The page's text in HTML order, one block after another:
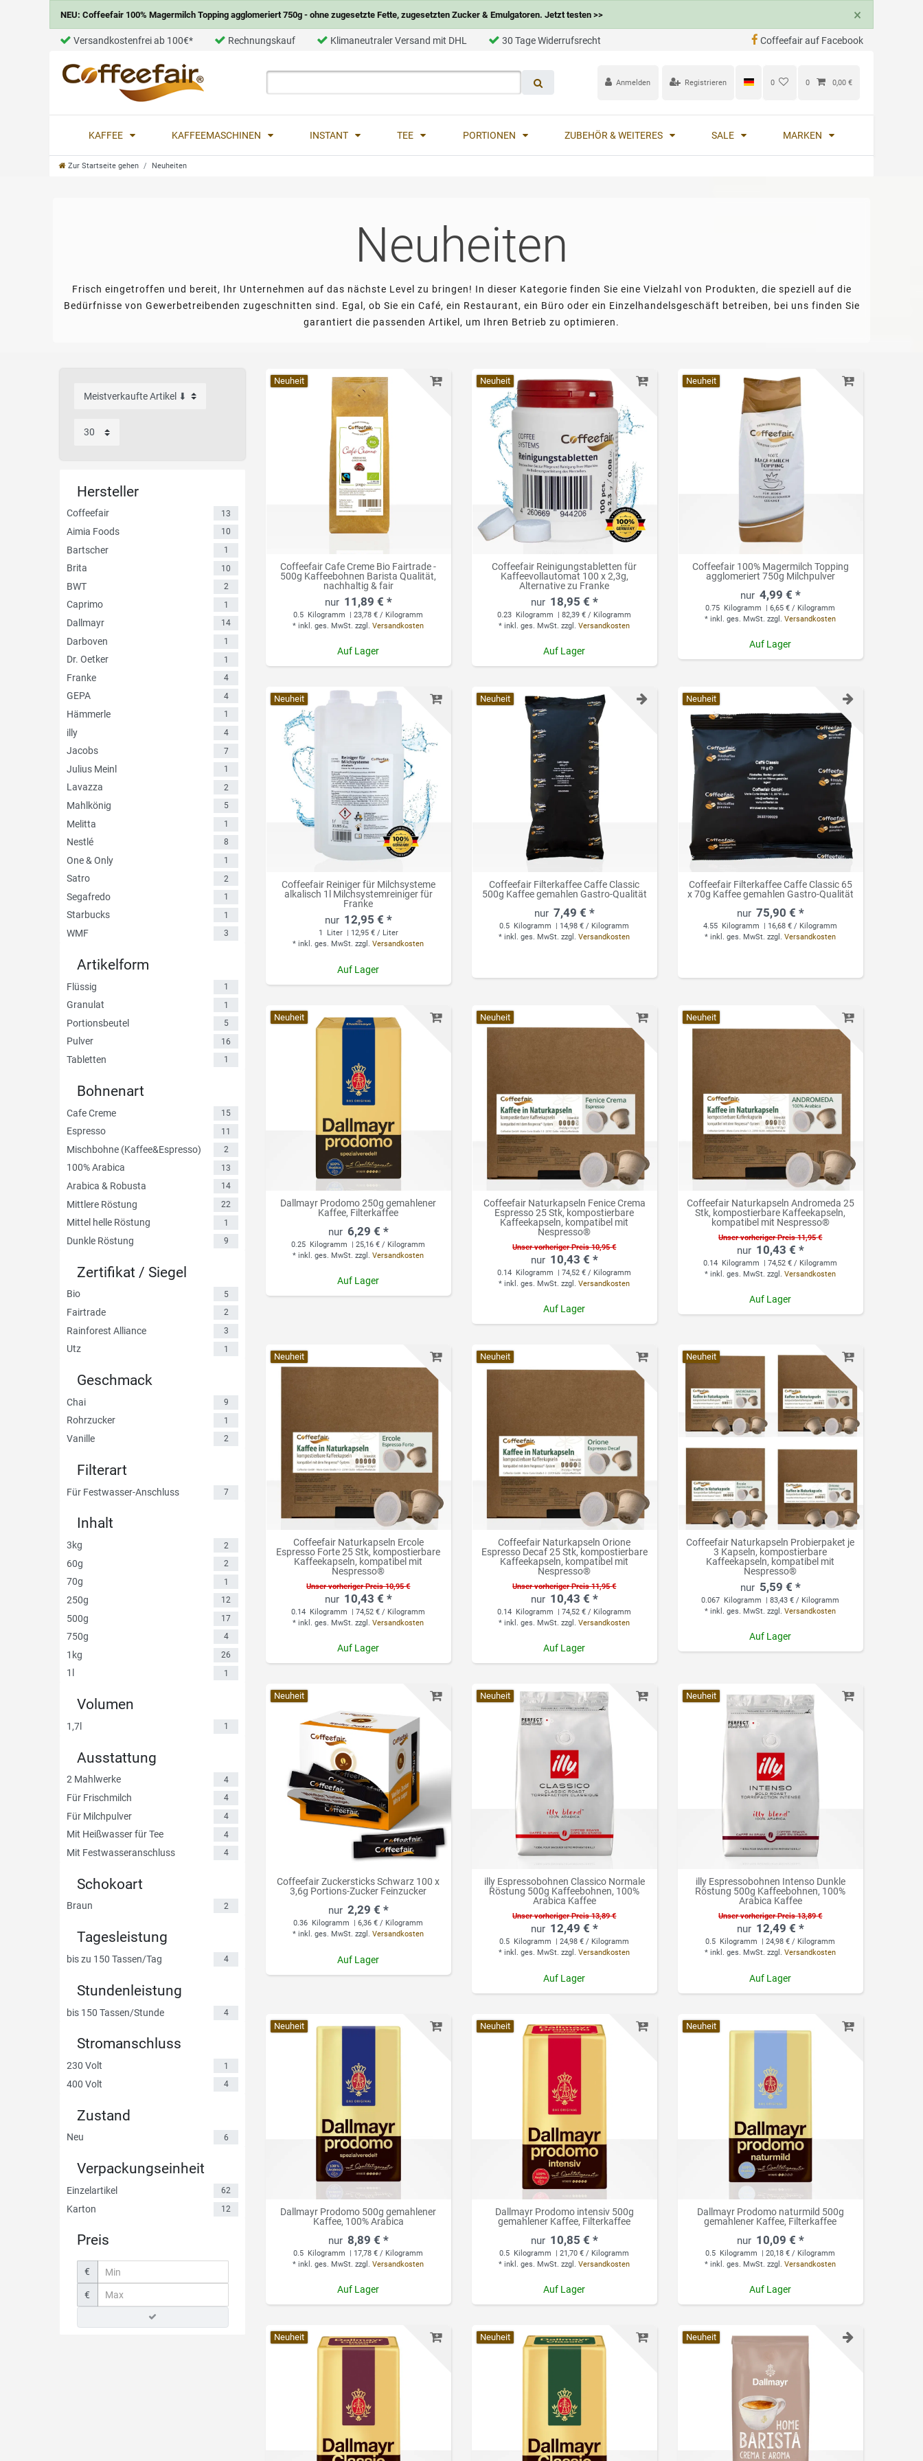
NEU: Coffeefair 100% Magermilch Topping agglomeriert 750g - ohne zugesetzte Fette, zugesetzten Zucker & Emulgatoren. Jetzt testen >> ×
Versandkostenfrei ab 100€* Rechnungskauf Klimaneutraler Versand mit DHL 30 Tage Widerrufsrecht Coffeefair auf Facebook
Anmelden Registrieren 0 0 0,00 €
KAFFEE KAFFEEMASCHINEN INSTANT TEE PORTIONEN ZUBEHÖR & WEITERES SALE MARKEN
Zur Startseite gehen Neuheiten
Neuheiten
Frisch eingetroffen und bereit, Ihr Unternehmen auf das nächste Level zu bringen! In dieser Kategorie finden Sie eine Vielzahl von Produkten, die speziell auf die
Bedürfnisse von Gewerbetreibenden zugeschnitten sind. Egal, ob Sie ein Café, ein Restaurant, ein Büro oder ein Einzelhandelsgeschäft betreiben, bei uns finden Sie
garantiert die passenden Artikel, um Ihren Betrieb zu optimieren.
Hersteller
Coffeefair 13
Aimia Foods 10
Bartscher 1
Brita 10
BWT 2
Caprimo 1
Dallmayr 14
Darboven 1
Dr. Oetker 1
Franke 4
GEPA 4
Hämmerle 1
illy 4
Jacobs 7
Julius Meinl 1
Lavazza 2
Mahlkönig 5
Melitta 1
Nestlé 8
One & Only 1
Satro 2
Segafredo 1
Starbucks 1
WMF 3
Artikelform
Flüssig 1
Granulat 1
Portionsbeutel 5
Pulver 16
Tabletten 1
Bohnenart
Cafe Creme 15
Espresso 11
Mischbohne (Kaffee&Espresso) 2
100% Arabica 13
Arabica & Robusta 14
Mittlere Röstung 22
Mittel helle Röstung 1
Dunkle Röstung 9
Zertifikat / Siegel
Bio 5
Fairtrade 2
Rainforest Alliance 3
Utz 1
Geschmack
Chai 9
Rohrzucker 1
Vanille 2
Filterart
Für Festwasser-Anschluss 7
Inhalt
3kg 2
60g 2
70g 1
250g 12
500g 17
750g 4
1kg 26
1l 1
Volumen
1,7l 1
Ausstattung
2 Mahlwerke 4
Für Frischmilch 4
Für Milchpulver 4
Mit Heißwasser für Tee 4
Mit Festwasseranschluss 4
Schokoart
Braun 2
Tagesleistung
bis zu 150 Tassen/Tag 4
Stundenleistung
bis 150 Tassen/Stunde 4
Stromanschluss
230 Volt 1
400 Volt 4
Zustand
Neu 6
Verpackungseinheit
Einzelartikel 62
Karton 12
Preis
€
€
Neuheit
Coffeefair Cafe Creme Bio Fairtrade -
500g Kaffeebohnen Barista Qualität,
nachhaltig & fair
11,89 € *
0.5 Kilogramm
| 23,78 € / Kilogramm
*inkl. ges. MwSt. zzgl.Versandkosten
Auf Lager
Neuheit
Coffeefair Reinigungstabletten für
Kaffeevollautomat 100 x 2,3g,
Alternative zu Franke
18,95 € *
0.23 Kilogramm
| 82,39 € / Kilogramm
*inkl. ges. MwSt. zzgl.Versandkosten
Auf Lager
Neuheit
Coffeefair 100% Magermilch Topping
agglomeriert 750g Milchpulver
4,99 € *
0.75 Kilogramm
| 6,65 € / Kilogramm
*inkl. ges. MwSt. zzgl.Versandkosten
Auf Lager
Neuheit
Coffeefair Reiniger für Milchsysteme
alkalisch 1l Milchsystemreiniger für
Franke
12,95 € *
1 Liter
| 12,95 € / Liter
*inkl. ges. MwSt. zzgl.Versandkosten
Auf Lager
Neuheit
Coffeefair Filterkaffee Caffe Classic
500g Kaffee gemahlen Gastro-Qualität
7,49 € *
0.5 Kilogramm
| 14,98 € / Kilogramm
*inkl. ges. MwSt. zzgl.Versandkosten
Neuheit
Coffeefair Filterkaffee Caffe Classic 65
x 70g Kaffee gemahlen Gastro-Qualität
75,90 € *
4.55 Kilogramm
| 16,68 € / Kilogramm
*inkl. ges. MwSt. zzgl.Versandkosten
Neuheit
Dallmayr Prodomo 250g gemahlener
Kaffee, Filterkaffee
6,29 € *
0.25 Kilogramm
| 25,16 € / Kilogramm
*inkl. ges. MwSt. zzgl.Versandkosten
Auf Lager
Neuheit
Coffeefair Naturkapseln Fenice Crema
Espresso 25 Stk, kompostierbare
Kaffeekapseln, kompatibel mit
Nespresso®
Unser vorheriger Preis 10,95 €
10,43 € *
0.14 Kilogramm
| 74,52 € / Kilogramm
*inkl. ges. MwSt. zzgl.Versandkosten
Auf Lager
Neuheit
Coffeefair Naturkapseln Andromeda 25
Stk, kompostierbare Kaffeekapseln,
kompatibel mit Nespresso®
Unser vorheriger Preis 11,95 €
10,43 € *
0.14 Kilogramm
| 74,52 € / Kilogramm
*inkl. ges. MwSt. zzgl.Versandkosten
Auf Lager
Neuheit
Coffeefair Naturkapseln Ercole
Espresso Forte 25 Stk, kompostierbare
Kaffeekapseln, kompatibel mit
Nespresso®
Unser vorheriger Preis 10,95 €
10,43 € *
0.14 Kilogramm
| 74,52 € / Kilogramm
*inkl. ges. MwSt. zzgl.Versandkosten
Auf Lager
Neuheit
Coffeefair Naturkapseln Orione
Espresso Decaf 25 Stk, kompostierbare
Kaffeekapseln, kompatibel mit
Nespresso®
Unser vorheriger Preis 11,95 €
10,43 € *
0.14 Kilogramm
| 74,52 € / Kilogramm
*inkl. ges. MwSt. zzgl.Versandkosten
Auf Lager
Neuheit
Coffeefair Naturkapseln Probierpaket je
3 Kapseln, kompostierbare
Kaffeekapseln, kompatibel mit
Nespresso®
5,59 € *
0.067 Kilogramm
| 83,43 € / Kilogramm
*inkl. ges. MwSt. zzgl.Versandkosten
Auf Lager
Neuheit
Coffeefair Zuckersticks Schwarz 100 x
3,6g Portions-Zucker Feinzucker
2,29 € *
0.36 Kilogramm
| 6,36 € / Kilogramm
*inkl. ges. MwSt. zzgl.Versandkosten
Auf Lager
Neuheit
illy Espressobohnen Classico Normale
Röstung 500g Kaffeebohnen, 100%
Arabica Kaffee
Unser vorheriger Preis 13,89 €
12,49 € *
0.5 Kilogramm
| 24,98 € / Kilogramm
*inkl. ges. MwSt. zzgl.Versandkosten
Auf Lager
Neuheit
illy Espressobohnen Intenso Dunkle
Röstung 500g Kaffeebohnen, 100%
Arabica Kaffee
Unser vorheriger Preis 13,89 €
12,49 € *
0.5 Kilogramm
| 24,98 € / Kilogramm
*inkl. ges. MwSt. zzgl.Versandkosten
Auf Lager
Neuheit
Dallmayr Prodomo 500g gemahlener
Kaffee, 100% Arabica
8,89 € *
0.5 Kilogramm
| 17,78 € / Kilogramm
*inkl. ges. MwSt. zzgl.Versandkosten
Auf Lager
Neuheit
Dallmayr Prodomo intensiv 500g
gemahlener Kaffee, Filterkaffee
10,85 € *
0.5 Kilogramm
| 21,70 € / Kilogramm
*inkl. ges. MwSt. zzgl.Versandkosten
Auf Lager
Neuheit
Dallmayr Prodomo naturmild 500g
gemahlener Kaffee, Filterkaffee
10,09 € *
0.5 Kilogramm
| 20,18 € / Kilogramm
*inkl. ges. MwSt. zzgl.Versandkosten
Auf Lager
Neuheit Neuheit Neuheit